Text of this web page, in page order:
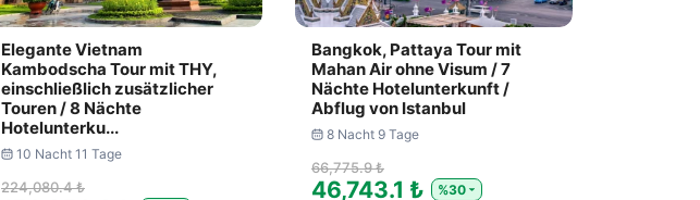
Elegante Vietnam
Kambodscha Tour mit THY,
einschließlich zusätzlicher
Touren / 8 Nächte
Hotelunterku...
10 Nacht 11 Tage
224,080.4 ₺
Bangkok, Pattaya Tour mit
Mahan Air ohne Visum / 7
Nächte Hotelunterkunft /
Abflug von Istanbul
8 Nacht 9 Tage
66,775.9 ₺
46,743.1 ₺
%30